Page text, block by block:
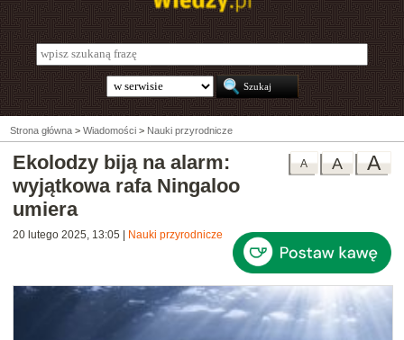
Strona główna > Wiadomości > Nauki przyrodnicze
A
A
A
Ekolodzy biją na alarm:
wyjątkowa rafa Ningaloo
umiera
20 lutego 2025, 13:05 Nauki przyrodnicze